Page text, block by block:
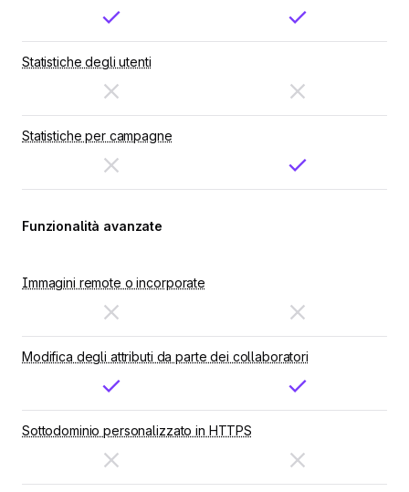
Statistiche degli utenti
Statistiche per campagne
Funzionalità avanzate
Immagini remote o incorporate
Modifica degli attributi da parte dei collaboratori
Sottodominio personalizzato in HTTPS